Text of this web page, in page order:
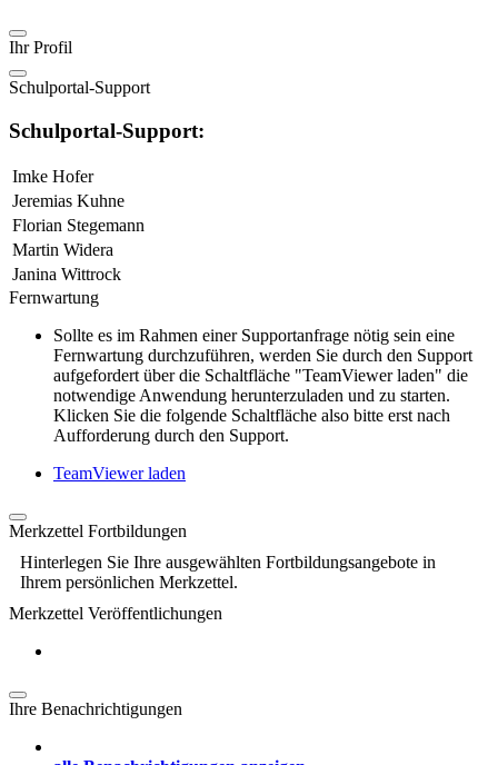
Ihr Profil
Schulportal-Support
Schulportal-Support:
Imke Hofer
Jeremias Kuhne
Florian Stegemann
Martin Widera
Janina Wittrock
Fernwartung
Sollte es im Rahmen einer Supportanfrage nötig sein eine
Fernwartung durchzuführen, werden Sie durch den Support
aufgefordert über die Schaltfläche "TeamViewer laden" die
notwendige Anwendung herunterzuladen und zu starten.
Klicken Sie die folgende Schaltfläche also bitte erst nach
Aufforderung durch den Support.
TeamViewer laden
Merkzettel Fortbildungen
Hinterlegen Sie Ihre ausgewählten Fortbildungsangebote in
Ihrem persönlichen Merkzettel.
Merkzettel Veröffentlichungen
Ihre Benachrichtigungen